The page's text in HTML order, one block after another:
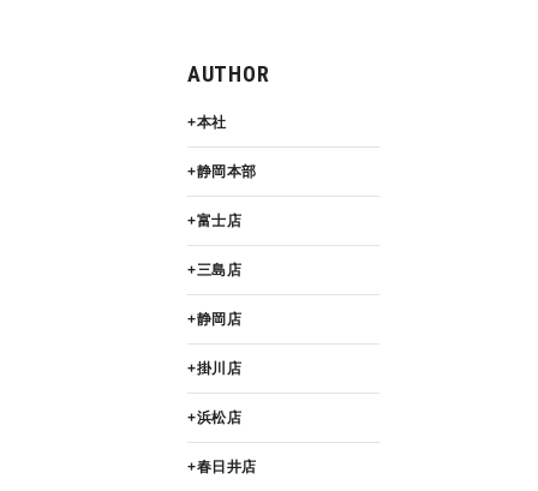
AUTHOR
本社
静岡本部
富士店
三島店
静岡店
掛川店
浜松店
春日井店